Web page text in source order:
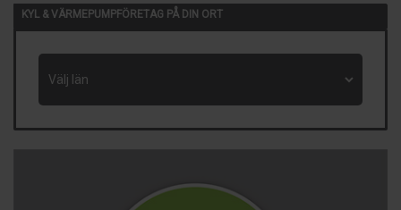
KYL & VÄRMEPUMPFÖRETAG PÅ DIN ORT